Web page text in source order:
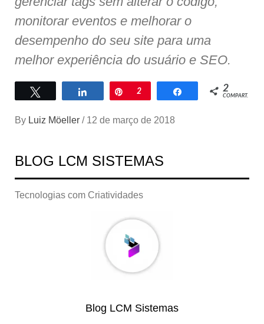
monitorar eventos e melhorar o
desempenho do seu site para uma
melhor experiência do usuário e SEO.
Compartilhar
Pin
2 Compartilhar
2
COMPART.
By Luiz Möeller / 12 de março de 2018
BLOG LCM SISTEMAS
Tecnologias com Criatividades
Blog LCM Sistemas